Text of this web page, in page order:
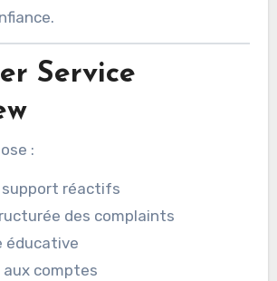
Service
:
support réactifs
des complaints
éducative
comptes